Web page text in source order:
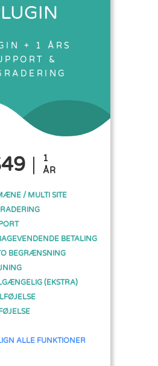
+ 1 ÅRS
&
1
ÅR
/ MULTI SITE
BETALING
BEGRÆNSNING
(EKSTRA)
ALLE FUNKTIONER